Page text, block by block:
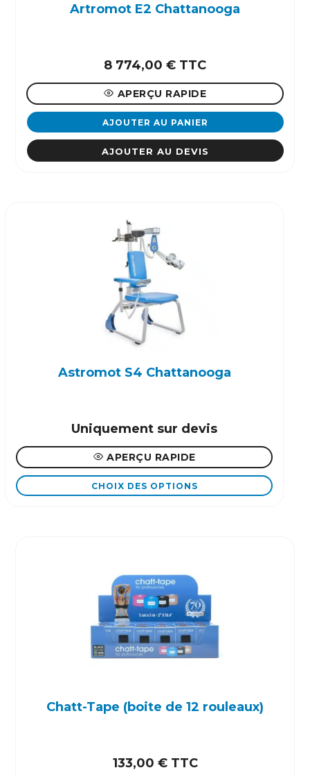
Artromot E2 Chattanooga
8 774,00 € TTC
APERÇU RAPIDE
AJOUTER AU PANIER
AJOUTER AU DEVIS
Astromot S4 Chattanooga
Uniquement sur devis
APERÇU RAPIDE
CHOIX DES OPTIONS
Chatt-Tape (boite de 12 rouleaux)
133,00 € TTC